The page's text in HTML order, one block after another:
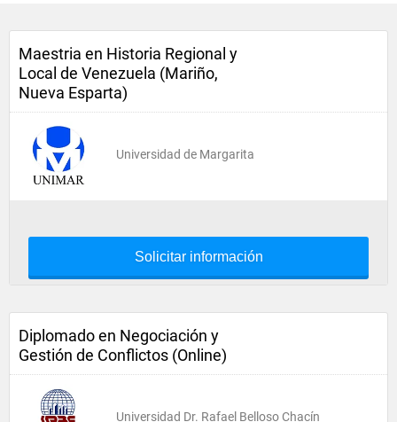
Maestria en Historia Regional y
Local de Venezuela (Mariño,
Nueva Esparta)
Universidad de Margarita
Solicitar información
Diplomado en Negociación y
Gestión de Conflictos (Online)
Universidad Dr. Rafael Belloso Chacín